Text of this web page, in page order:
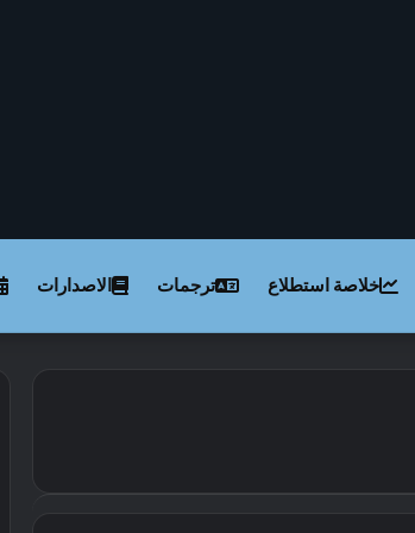
خلاصة استطلاع ترجمات الاصدارات